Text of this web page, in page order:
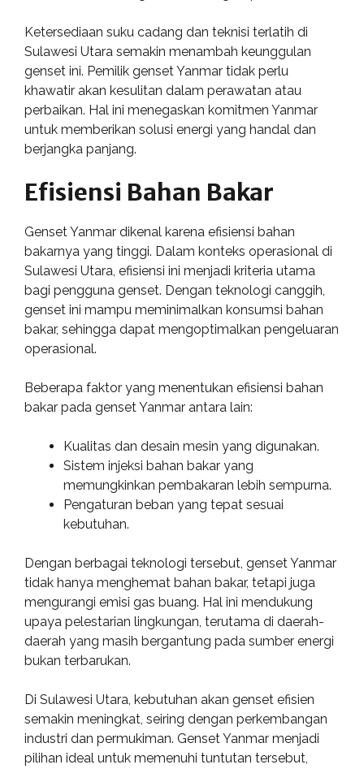
Ketersediaan suku cadang dan teknisi terlatih di
Sulawesi Utara semakin menambah keunggulan
genset ini. Pemilik genset Yanmar tidak perlu
khawatir akan kesulitan dalam perawatan atau
perbaikan. Hal ini menegaskan komitmen Yanmar
untuk memberikan solusi energi yang handal dan
berjangka panjang.
Efisiensi Bahan Bakar
Genset Yanmar dikenal karena efisiensi bahan
bakarnya yang tinggi. Dalam konteks operasional di
Sulawesi Utara, efisiensi ini menjadi kriteria utama
bagi pengguna genset. Dengan teknologi canggih,
genset ini mampu meminimalkan konsumsi bahan
bakar, sehingga dapat mengoptimalkan pengeluaran
operasional.
Beberapa faktor yang menentukan efisiensi bahan
bakar pada genset Yanmar antara lain:
Kualitas dan desain mesin yang digunakan.
Sistem injeksi bahan bakar yang
memungkinkan pembakaran lebih sempurna.
Pengaturan beban yang tepat sesuai
kebutuhan.
Dengan berbagai teknologi tersebut, genset Yanmar
tidak hanya menghemat bahan bakar, tetapi juga
mengurangi emisi gas buang. Hal ini mendukung
upaya pelestarian lingkungan, terutama di daerah-
daerah yang masih bergantung pada sumber energi
bukan terbarukan.
Di Sulawesi Utara, kebutuhan akan genset efisien
semakin meningkat, seiring dengan perkembangan
industri dan permukiman. Genset Yanmar menjadi
pilihan ideal untuk memenuhi tuntutan tersebut,